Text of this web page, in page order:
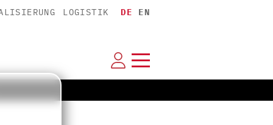
LOGISTIK DE EN